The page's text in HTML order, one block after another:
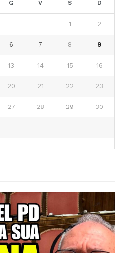
G V S D
1 2
6 7 8 9
13 14 15 16
20 21 22 23
27 28 29 30